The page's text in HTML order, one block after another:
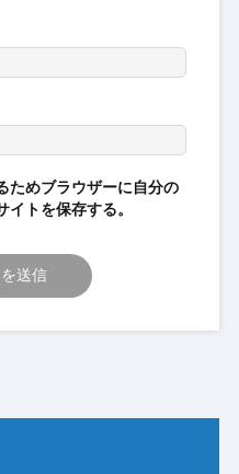
ためブラウザーに自分の
トを保存する。